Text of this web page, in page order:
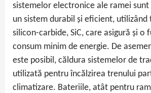
sistemelor electronice ale ramei
un sistem durabil și eficient, utilizând
silicon-carbide, SiC, care asigură și o
consum minim de energie. De
este posibil, căldura sistemelor de
utilizată pentru încălzirea trenului
climatizare. Bateriile, atât pentru